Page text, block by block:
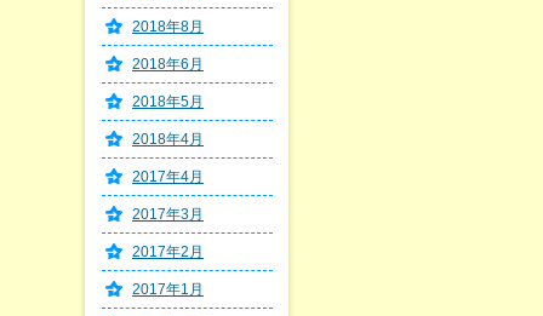
2018年8月
2018年6月
2018年5月
2018年4月
2017年4月
2017年3月
2017年2月
2017年1月